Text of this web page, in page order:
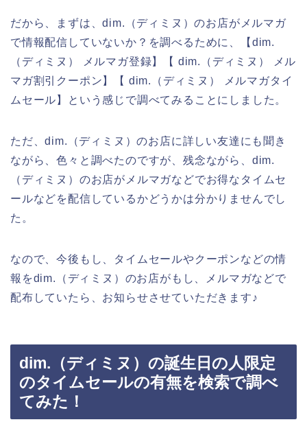
だから、まずは、dim.（ディミヌ）のお店がメルマガ
で情報配信していないか？を調べるために、【dim.
（ディミヌ） メルマガ登録】【 dim.（ディミヌ） メル
マガ割引クーポン】【 dim.（ディミヌ） メルマガタイ
ムセール】という感じで調べてみることにしました。
ただ、dim.（ディミヌ）のお店に詳しい友達にも聞き
ながら、色々と調べたのですが、残念ながら、dim.
（ディミヌ）のお店がメルマガなどでお得なタイムセ
ールなどを配信しているかどうかは分かりませんでし
た。
なので、今後もし、タイムセールやクーポンなどの情
報をdim.（ディミヌ）のお店がもし、メルマガなどで
配布していたら、お知らせさせていただきます♪
dim.（ディミヌ）の誕生日の人限定
のタイムセールの有無を検索で調べ
てみた！